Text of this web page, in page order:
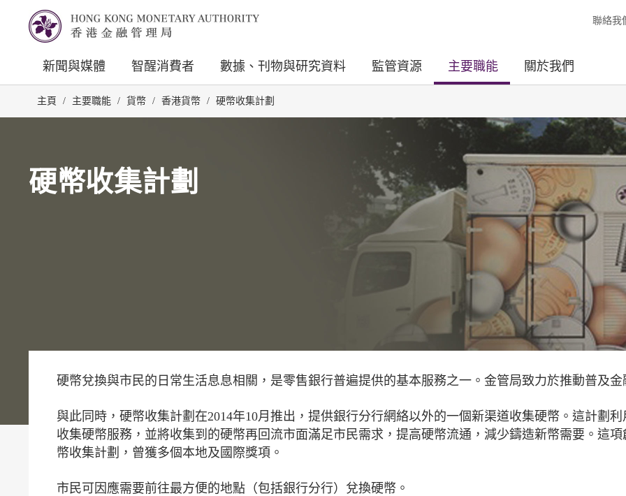
聯絡我
新聞與媒體 智醒消費者 數據、刊物與研究資料 監管資源 主要職能 關於我們
主頁 / 主要職能 / 貨幣 / 香港貨幣 / 硬幣收集計劃
硬幣收集計劃
硬幣兌換與市民的日常生活息息相關，是零售銀行普遍提供的基本服務之一。金管局致力於推動普及
與此同時，硬幣收集計劃在2014年10月推出，提供銀行分行網絡以外的一個新渠道收集硬幣。這計劃
收集硬幣服務，並將收集到的硬幣再回流市面滿足市民需求，提高硬幣流通，減少鑄造新幣需要。這
幣收集計劃，曾獲多個本地及國際獎項。
市民可因應需要前往最方便的地點（包括銀行分行）兌換硬幣。